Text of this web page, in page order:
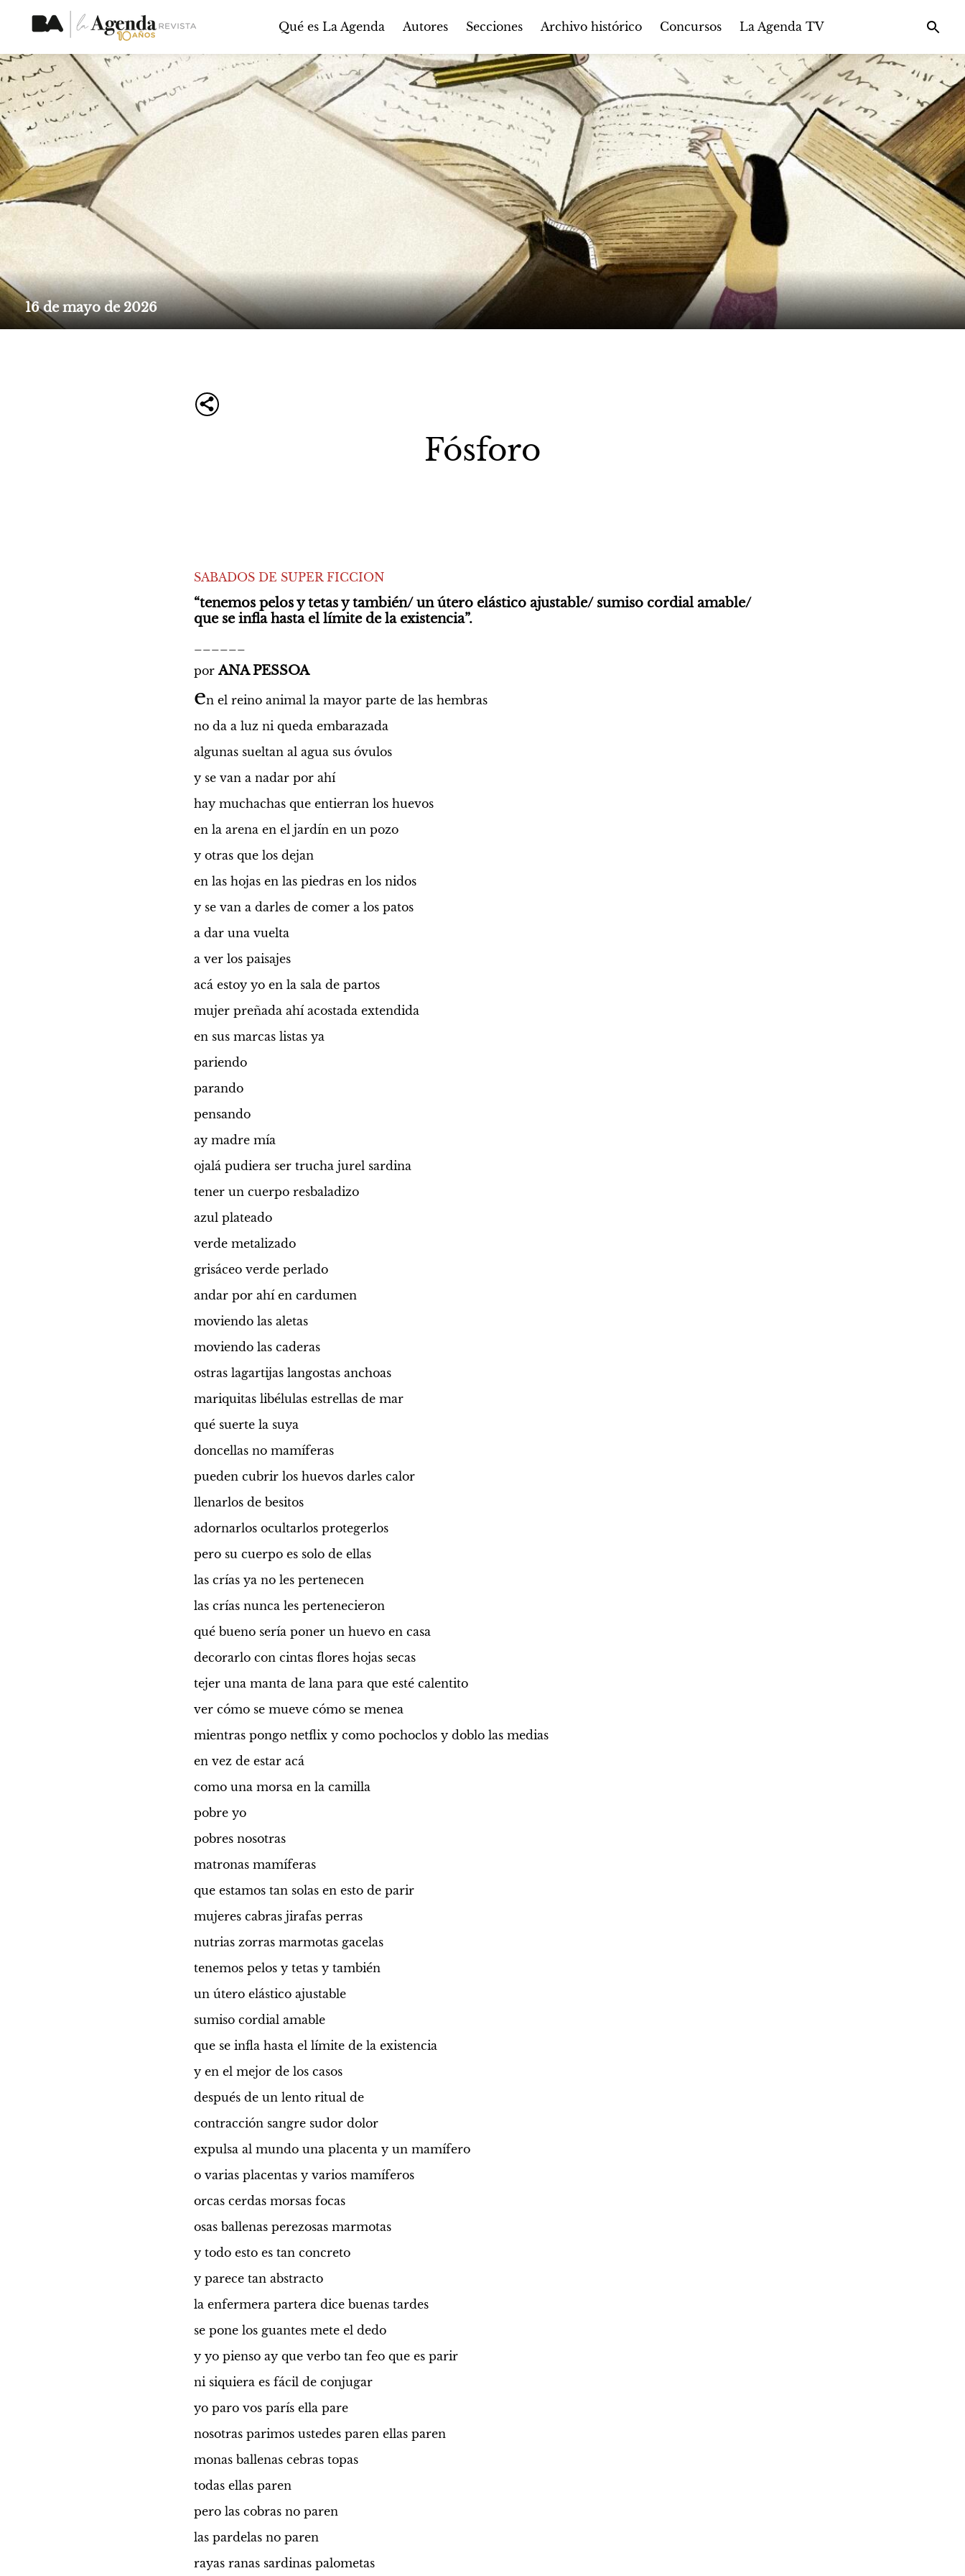
Qué es La Agenda Autores Secciones Archivo histórico Concursos La Agenda TV
16 de mayo de 2026
Fósforo
SABADOS DE SUPER FICCION
“tenemos pelos y tetas y también/ un útero elástico ajustable/ sumiso cordial amable/
que se infla hasta el límite de la existencia”.
por ANA PESSOA
en el reino animal la mayor parte de las hembras
no da a luz ni queda embarazada
algunas sueltan al agua sus óvulos
y se van a nadar por ahí
hay muchachas que entierran los huevos
en la arena en el jardín en un pozo
y otras que los dejan
en las hojas en las piedras en los nidos
y se van a darles de comer a los patos
a dar una vuelta
a ver los paisajes
acá estoy yo en la sala de partos
mujer preñada ahí acostada extendida
en sus marcas listas ya
pariendo
parando
pensando
ay madre mía
ojalá pudiera ser trucha jurel sardina
tener un cuerpo resbaladizo
azul plateado
verde metalizado
grisáceo verde perlado
andar por ahí en cardumen
moviendo las aletas
moviendo las caderas
ostras lagartijas langostas anchoas
mariquitas libélulas estrellas de mar
qué suerte la suya
doncellas no mamíferas
pueden cubrir los huevos darles calor
llenarlos de besitos
adornarlos ocultarlos protegerlos
pero su cuerpo es solo de ellas
las crías ya no les pertenecen
las crías nunca les pertenecieron
qué bueno sería poner un huevo en casa
decorarlo con cintas flores hojas secas
tejer una manta de lana para que esté calentito
ver cómo se mueve cómo se menea
mientras pongo netflix y como pochoclos y doblo las medias
en vez de estar acá
como una morsa en la camilla
pobre yo
pobres nosotras
matronas mamíferas
que estamos tan solas en esto de parir
mujeres cabras jirafas perras
nutrias zorras marmotas gacelas
tenemos pelos y tetas y también
un útero elástico ajustable
sumiso cordial amable
que se infla hasta el límite de la existencia
y en el mejor de los casos
después de un lento ritual de
contracción sangre sudor dolor
expulsa al mundo una placenta y un mamífero
o varias placentas y varios mamíferos
orcas cerdas morsas focas
osas ballenas perezosas marmotas
y todo esto es tan concreto
y parece tan abstracto
la enfermera partera dice buenas tardes
se pone los guantes mete el dedo
y yo pienso ay que verbo tan feo que es parir
ni siquiera es fácil de conjugar
yo paro vos parís ella pare
nosotras parimos ustedes paren ellas paren
monas ballenas cebras topas
todas ellas paren
pero las cobras no paren
las pardelas no paren
rayas ranas sardinas palometas